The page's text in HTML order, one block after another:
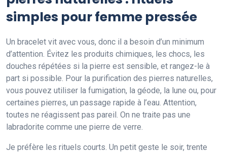
simples pour femme pressée
Un bracelet vit avec vous, donc il a besoin d’un minimum
d’attention. Évitez les produits chimiques, les chocs, les
douches répétées si la pierre est sensible, et rangez-le à
part si possible. Pour la purification des pierres naturelles,
vous pouvez utiliser la fumigation, la géode, la lune ou, pour
certaines pierres, un passage rapide à l’eau. Attention,
toutes ne réagissent pas pareil. On ne traite pas une
labradorite comme une pierre de verre.
Je préfère les rituels courts. Un petit geste le soir, trente